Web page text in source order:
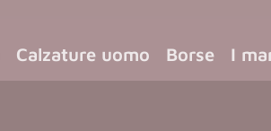
Calzature uomo Borse I